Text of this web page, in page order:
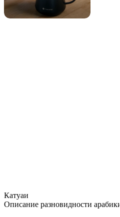
Катуаи
Описание разновидности